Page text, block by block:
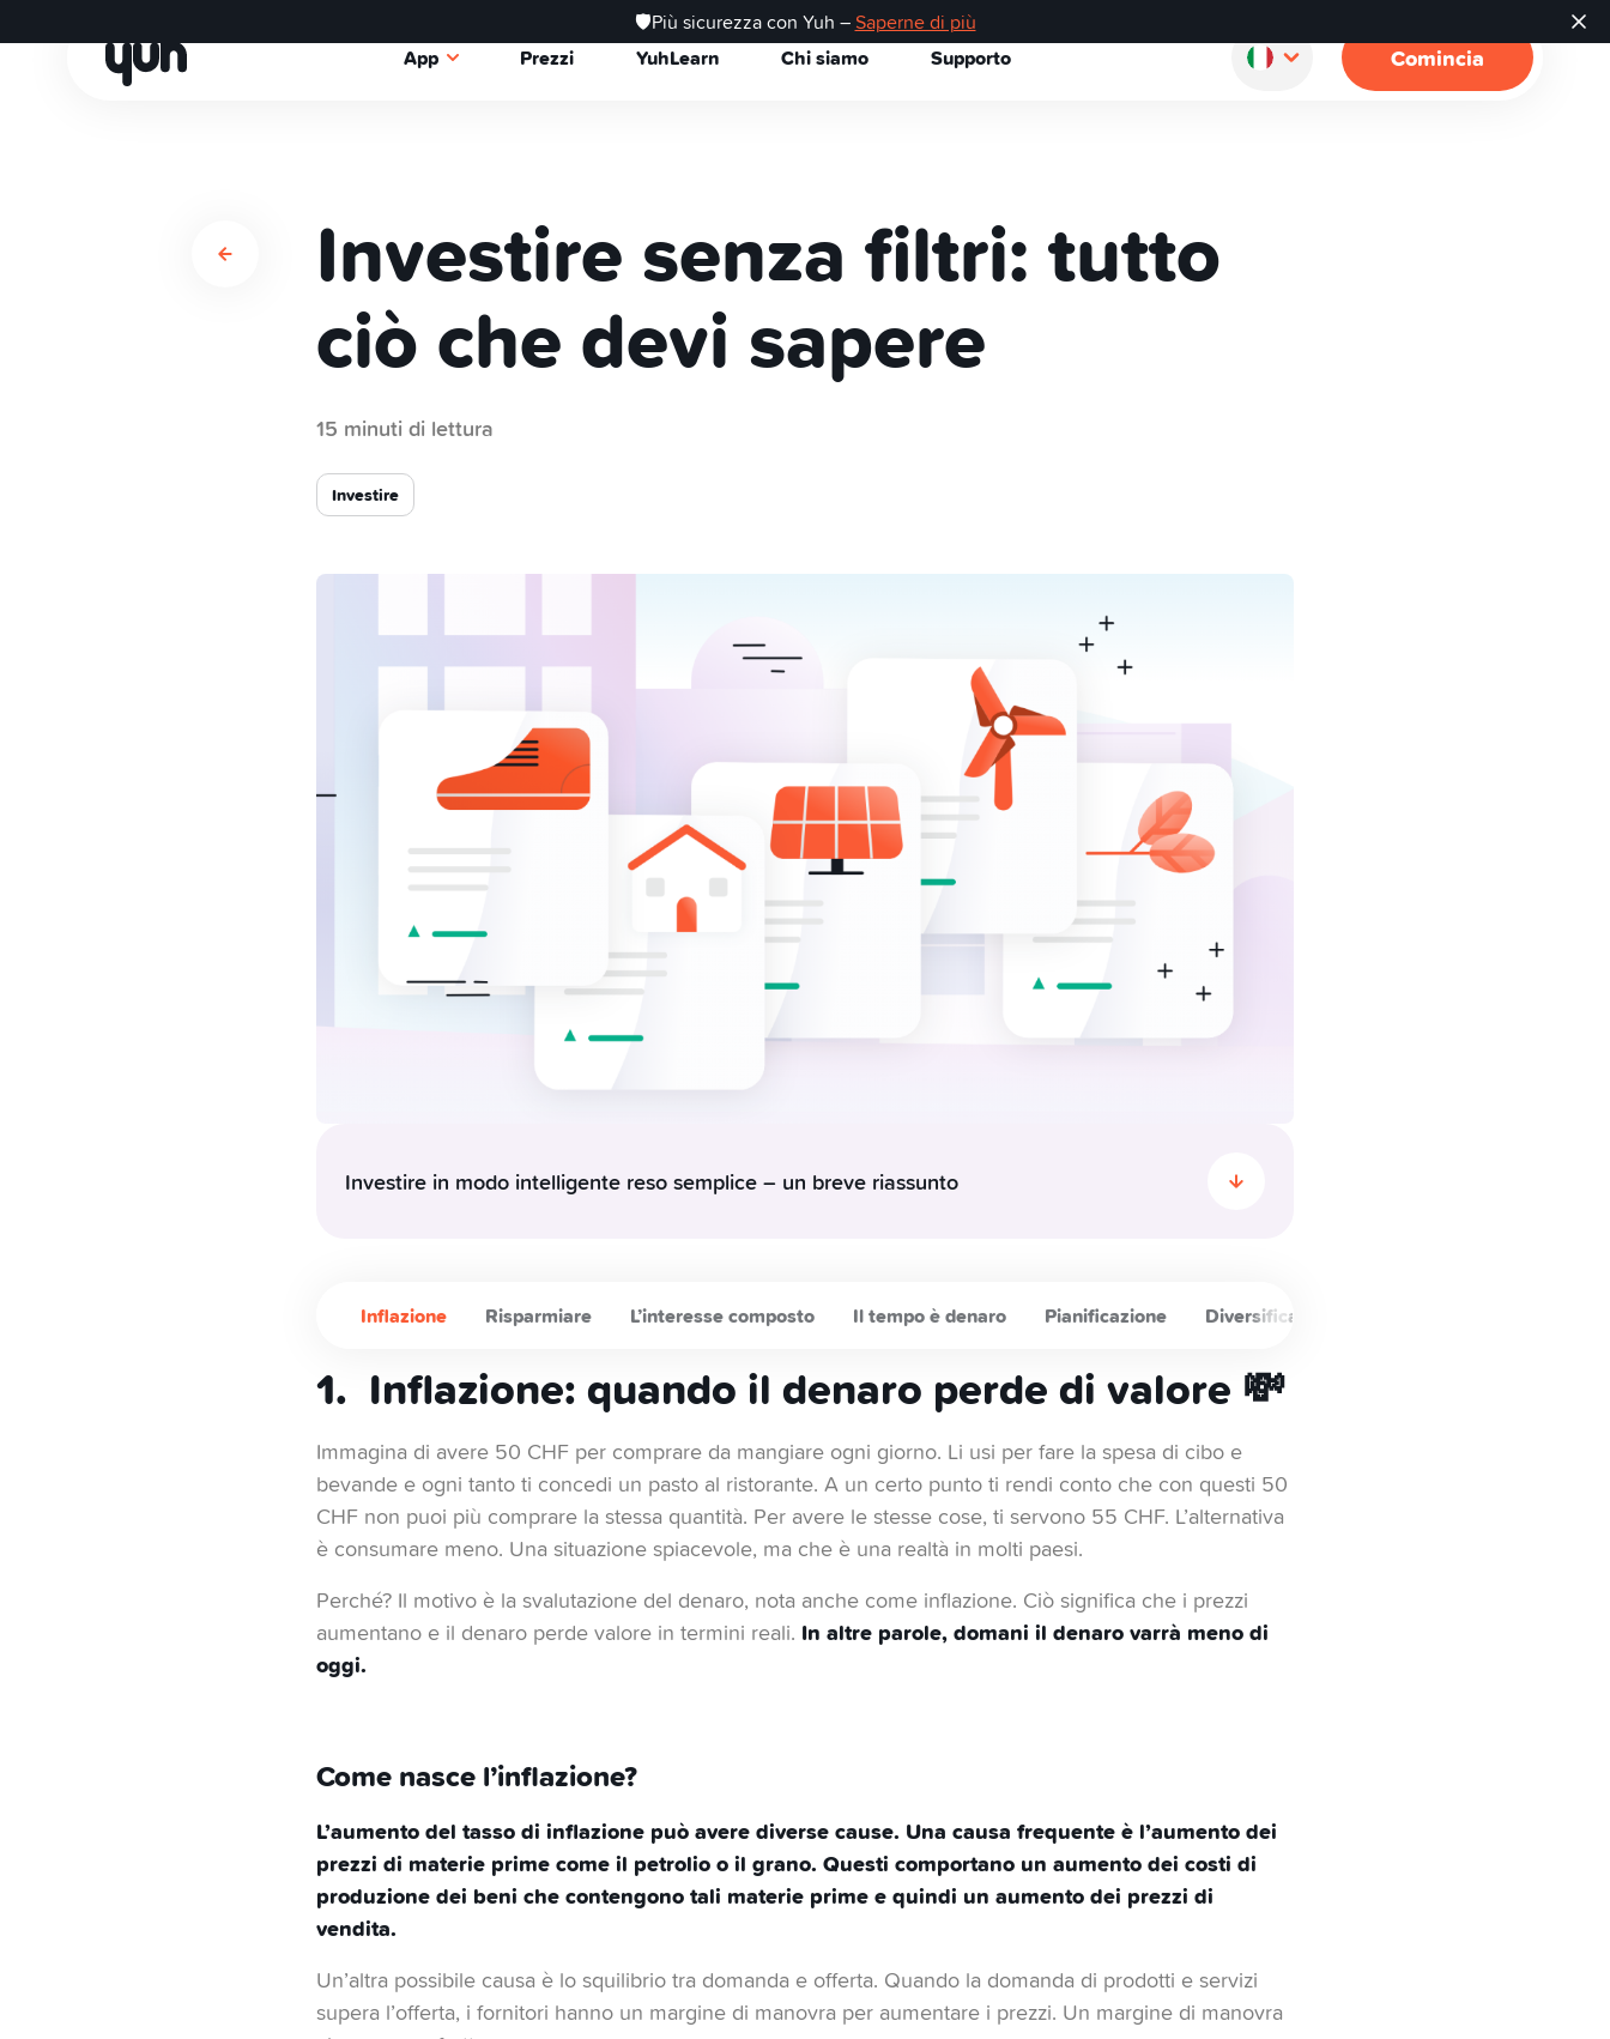
🛡️Più sicurezza con Yuh – Saperne di più
App Prezzi YuhLearn Chi siamo Supporto Comincia
Investire senza filtri: tutto
ciò che devi sapere
15 minuti di lettura
Investire
Investire in modo intelligente reso semplice – un breve riassunto
breve termine devono essere conservati in un conto di risparmio.
reinvestimento automatico.
Rendimenti a lungo termine:il mercato azionario rende il 6-9% nel corso degli anni, quindi ti consigliamo
La diversificazione è fondamentale:distribuisci il rischio, non mettere tutte le tue uova in un solo paniere.
Inizia in piccolo:grazie al «Fractional Trading», puoi investire con Yuh a partire da 10 CHF.
Strategia core-satellite:combina investimenti a lungo termine (core) e a breve termine (satelliti) per
ottenere un mix equilibrato.
Inflazione Risparmiare L’interesse composto Il tempo è denaro Pianificazione Diversificazione
1. Inflazione: quando il denaro perde di valore 💸
Immagina di avere 50 CHF per comprare da mangiare ogni giorno. Li usi per fare la spesa di cibo e
bevande e ogni tanto ti concedi un pasto al ristorante. A un certo punto ti rendi conto che con questi 50
CHF non puoi più comprare la stessa quantità. Per avere le stesse cose, ti servono 55 CHF. L’alternativa
è consumare meno. Una situazione spiacevole, ma che è una realtà in molti paesi.
Perché? Il motivo è la svalutazione del denaro, nota anche come inflazione. Ciò significa che i prezzi
aumentano e il denaro perde valore in termini reali. In altre parole, domani il denaro varrà meno di
oggi.
Come nasce l’inflazione?
L’aumento del tasso di inflazione può avere diverse cause. Una causa frequente è l’aumento dei
prezzi di materie prime come il petrolio o il grano. Questi comportano un aumento dei costi di
produzione dei beni che contengono tali materie prime e quindi un aumento dei prezzi di
vendita.
Un’altra possibile causa è lo squilibrio tra domanda e offerta. Quando la domanda di prodotti e servizi
supera l’offerta, i fornitori hanno un margine di manovra per aumentare i prezzi. Un margine di manovra